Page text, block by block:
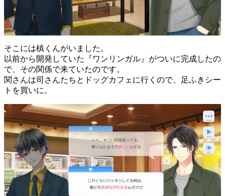
そこには槙くんがいました。
以前から開発していた『ワンリンガル』がついに完成したの
で、その関係で来ていたのです。
関さんは司さんたちとドッグカフェに行くので、足ふきシー
トを買いに。